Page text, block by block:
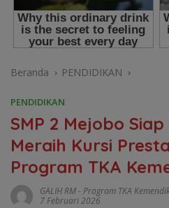
Beranda PENDIDIKAN
PENDIDIKAN
SMP 2 Mejobo
Meraih Kursi
Program TKA
GALIH RM- Program TKA
7 Februari 2026